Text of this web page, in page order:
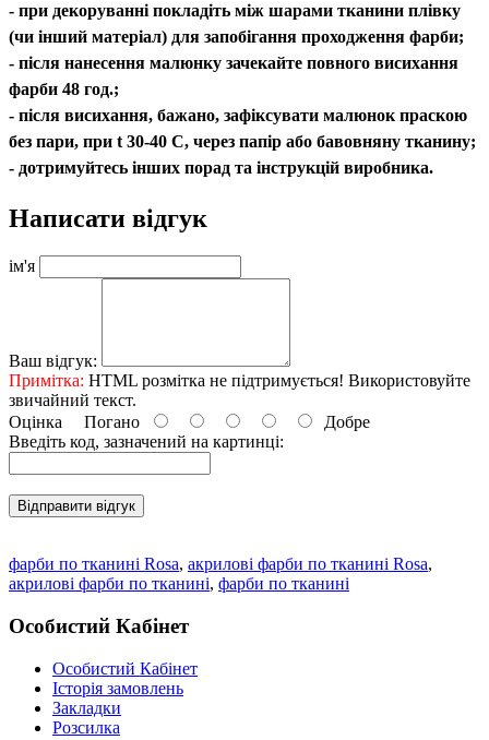
- при декоруванні покладіть між шарами тканини плівку
(чи інший матеріал) для запобігання проходження фарби;
- після нанесення малюнку зачекайте повного висихання
фарби 48 год.;
- після висихання, бажано, зафіксувати малюнок праскою
без пари, при t 30-40 С, через папір або бавовняну тканину;
- дотримуйтесь інших порад та інструкцій виробника.
Написати відгук
ім'я
Ваш відгук:
Примітка: HTML розмітка не підтримується! Використовуйте
звичайний текст.
Оцінка Погано
Добре
Введіть код, зазначений на картинці:
Відправити відгук
фарби по тканині Rosa, акрилові фарби по тканині Rosa,
акрилові фарби по тканині, фарби по тканині
Особистий Кабінет
Особистий Кабінет
Історія замовлень
Закладки
Розсилка